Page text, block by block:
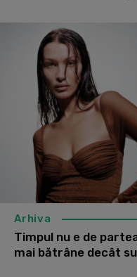
Arhiva
Timpul nu e de
mai bătrâne decât